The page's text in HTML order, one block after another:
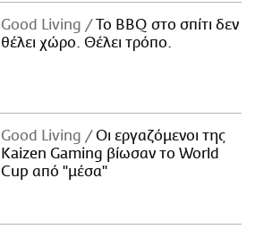
Good Living
Το BBQ στο σπίτι δεν
θέλει χώρο. Θέλει τρόπο.
Good Living
Οι εργαζόμενοι της
Kaizen Gaming βίωσαν το World
Cup από "μέσα"